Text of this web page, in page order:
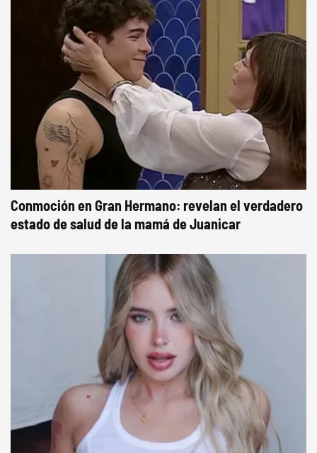
Conmoción en Gran Hermano: revelan el verdadero
estado de salud de la mamá de Juanicar